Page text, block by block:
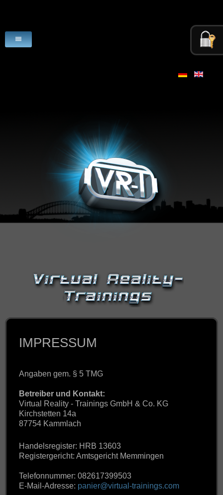
VR-HARDWARE
VR-SOFTWARE
DOWNLOADS
IMPRESSUM
Angaben gem. § 5 TMG
Betreiber und Kontakt:
Virtual Reality - Trainings GmbH & Co. KG
Kirchstetten 14a
87754 Kammlach
Handelsregister: HRB 13603
Registergericht: Amtsgericht Memmingen
Telefonnummer: 082617399503
E-Mail-Adresse: panier@virtual-trainings.com